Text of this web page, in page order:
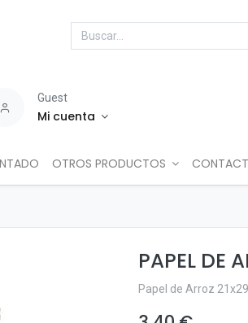
Guest
Mi cuenta
OTROS PRODUCTOS
PAPEL DE
Papel de Arroz 21x29